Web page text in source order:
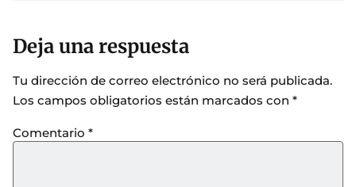
Deja una respuesta
Tu dirección de correo electrónico no será publicada.
Los campos obligatorios están marcados con *
Comentario *